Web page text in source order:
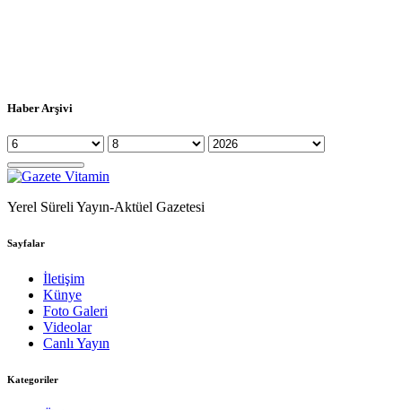
Haber Arşivi
Yerel Süreli Yayın-Aktüel Gazetesi
Sayfalar
İletişim
Künye
Foto Galeri
Videolar
Canlı Yayın
Kategoriler